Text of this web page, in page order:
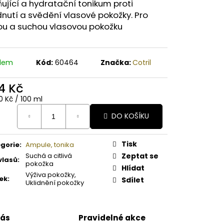
a hydratační tonikum proti
a svědění vlasové pokožky. Pro
a suchou vlasovou pokožku
Kód: 60464 Značka:Cotril
Kč
Kč / 100 ml
DO KOŠÍKU
: Ampule, tonika
:
Suchá a citlivá
pokožka
:
Výživa pokožky,
Uklidnění pokožky
Tisk
Zeptat se
Hlídat
Sdílet
Pravidelné akce
PAPAYA ORGANICKÉ
BAMBUCKÉ MÁSLO